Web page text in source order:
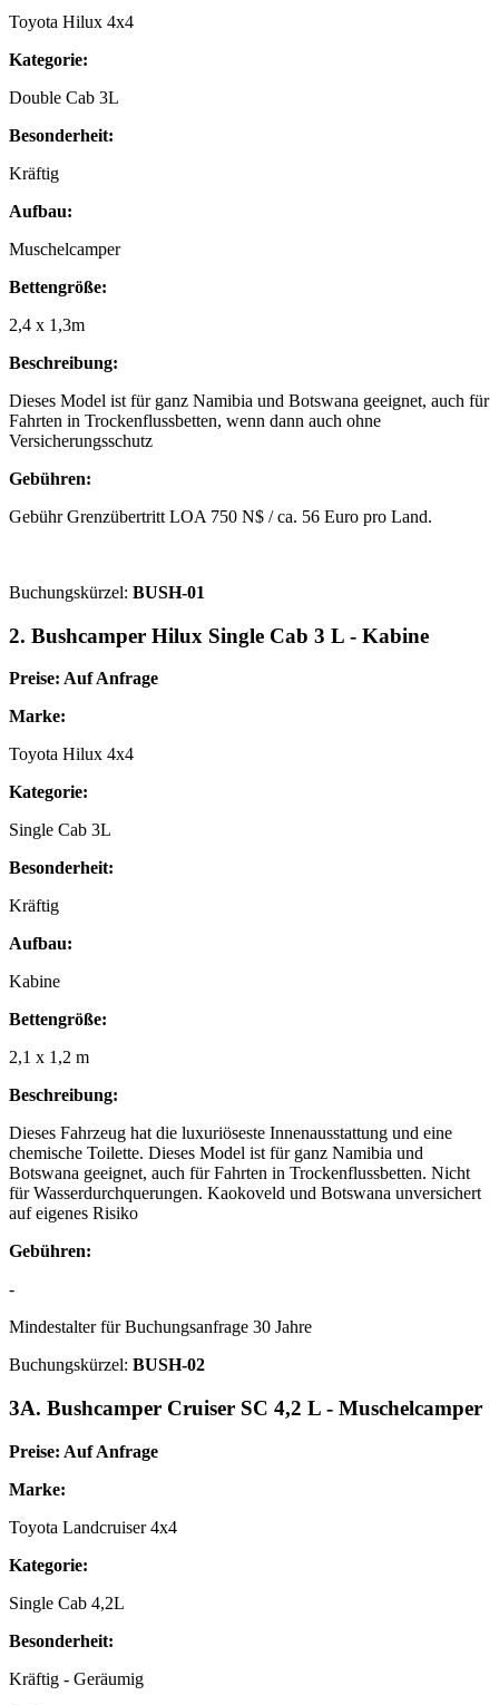
Toyota Hilux 4x4
Kategorie:
Double Cab 3L
Besonderheit:
Kräftig
Aufbau:
Muschelcamper
Bettengröße:
2,4 x 1,3m
Beschreibung:
Dieses Model ist für ganz Namibia und Botswana geeignet, auch für
Fahrten in Trockenflussbetten, wenn dann auch ohne
Versicherungsschutz
Gebühren:
Gebühr Grenzübertritt LOA 750 N$ / ca. 56 Euro pro Land.
Buchungskürzel: BUSH-01
2. Bushcamper Hilux Single Cab 3 L - Kabine
Preise: Auf Anfrage
Marke:
Toyota Hilux 4x4
Kategorie:
Single Cab 3L
Besonderheit:
Kräftig
Aufbau:
Kabine
Bettengröße:
2,1 x 1,2 m
Beschreibung:
Dieses Fahrzeug hat die luxuriöseste Innenausstattung und eine
chemische Toilette. Dieses Model ist für ganz Namibia und
Botswana geeignet, auch für Fahrten in Trockenflussbetten. Nicht
für Wasserdurchquerungen. Kaokoveld und Botswana unversichert
auf eigenes Risiko
Gebühren:
-
Mindestalter für Buchungsanfrage 30 Jahre
Buchungskürzel: BUSH-02
3A. Bushcamper Cruiser SC 4,2 L - Muschelcamper
Preise: Auf Anfrage
Marke:
Toyota Landcruiser 4x4
Kategorie:
Single Cab 4,2L
Besonderheit:
Kräftig - Geräumig